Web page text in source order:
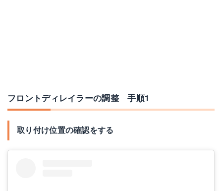
フロントディレイラーの調整 手順1
取り付け位置の確認をする